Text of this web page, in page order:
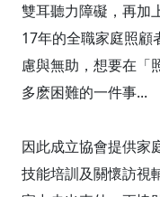
雙耳聽力障礙，再加
17年的全職家庭照顧
慮與無助，想要在「
多麽困難的一件事...
因此成立協會提供家
技能培訓及關懷訪視